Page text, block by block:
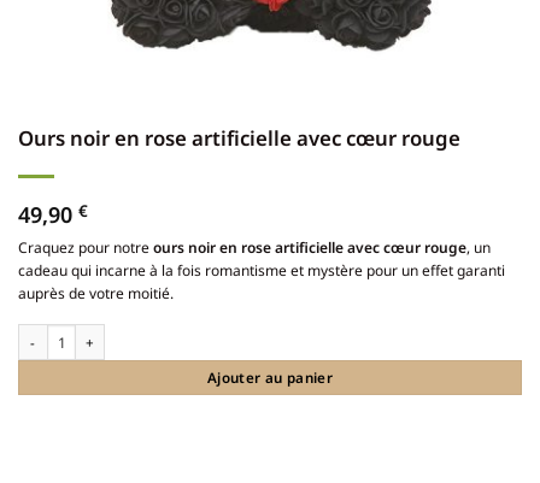
Ours noir en rose artificielle avec cœur rouge
49,90 €
Ajouter au panier
Craquez pour notreours noir en rose artificielle avec cœur rouge, un
cadeau qui incarne à la fois romantisme et mystère pour un effet garanti
auprès de votre moitié.